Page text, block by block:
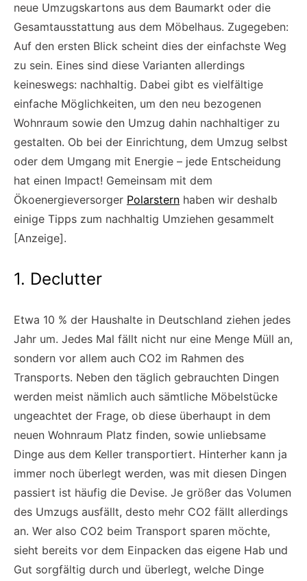
neue Umzugskartons aus dem Baumarkt oder die
Gesamtausstattung aus dem Möbelhaus. Zugegeben:
Auf den ersten Blick scheint dies der einfachste Weg
zu sein. Eines sind diese Varianten allerdings
keineswegs: nachhaltig. Dabei gibt es vielfältige
einfache Möglichkeiten, um den neu bezogenen
Wohnraum sowie den Umzug dahin nachhaltiger zu
gestalten. Ob bei der Einrichtung, dem Umzug selbst
oder dem Umgang mit Energie – jede Entscheidung
hat einen Impact! Gemeinsam mit dem
Ökoenergieversorger Polarstern haben wir deshalb
einige Tipps zum nachhaltig Umziehen gesammelt
[Anzeige].
1. Declutter
Etwa 10 % der Haushalte in Deutschland ziehen jedes
Jahr um. Jedes Mal fällt nicht nur eine Menge Müll an,
sondern vor allem auch CO2 im Rahmen des
Transports. Neben den täglich gebrauchten Dingen
werden meist nämlich auch sämtliche Möbelstücke
ungeachtet der Frage, ob diese überhaupt in dem
neuen Wohnraum Platz finden, sowie unliebsame
Dinge aus dem Keller transportiert. Hinterher kann ja
immer noch überlegt werden, was mit diesen Dingen
passiert ist häufig die Devise. Je größer das Volumen
des Umzugs ausfällt, desto mehr CO2 fällt allerdings
an. Wer also CO2 beim Transport sparen möchte,
sieht bereits vor dem Einpacken das eigene Hab und
Gut sorgfältig durch und überlegt, welche Dinge